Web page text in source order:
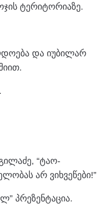
ტერიტორიაზე.
და იუბილარ
“ტაო-
არ ვიხვეწები!”
პრეზენტაცია.